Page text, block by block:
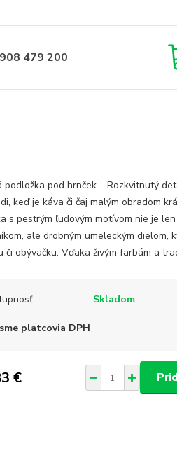
479 200
podložka pod hrnček – Rozkvitnutý
keď je káva či čaj malým obradom
s pestrým ľudovým motívom nie je
ale drobným umeleckým dielom,
či obývačku. Vďaka živým farbám a
Skladom
platcovia DPH
€